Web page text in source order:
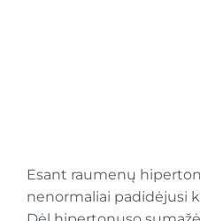
Esant raumenų
nenormaliai padidėjusi